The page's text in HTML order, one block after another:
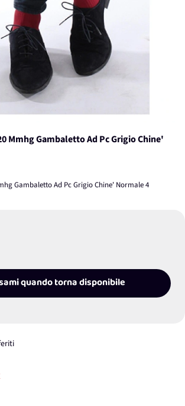
Mmhg Gambaletto Ad Pc Grigio Chine'
Gambaletto Ad Pc Grigio Chine' Normale 4
quando torna disponibile